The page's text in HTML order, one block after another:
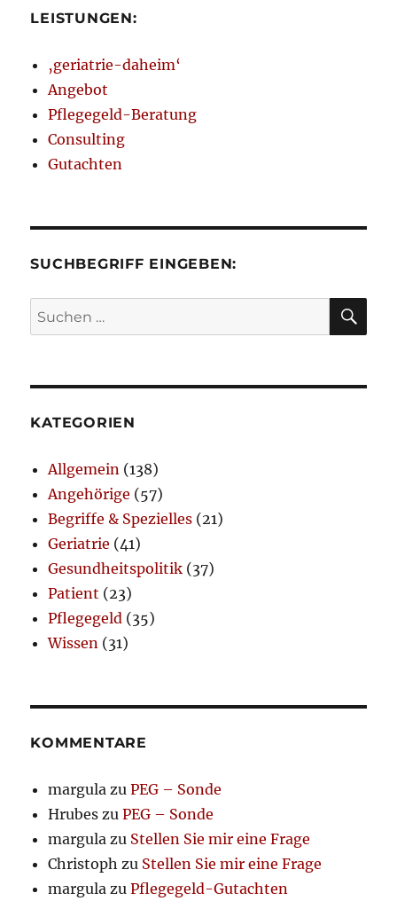
LEISTUNGEN:
‚geriatrie-daheim‘
Angebot
Pflegegeld-Beratung
Consulting
Gutachten
SUCHBEGRIFF EINGEBEN:
Suchen
nach:
KATEGORIEN
Allgemein (138)
Angehörige (57)
Begriffe & Spezielles (21)
Geriatrie (41)
Gesundheitspolitik (37)
Patient (23)
Pflegegeld (35)
Wissen (31)
KOMMENTARE
margula zuPEG – Sonde
Hrubes zuPEG – Sonde
margula zu Stellen Sie mir eine Frage
Christoph zu Stellen Sie mir eine Frage
margula zuPflegegeld-Gutachten